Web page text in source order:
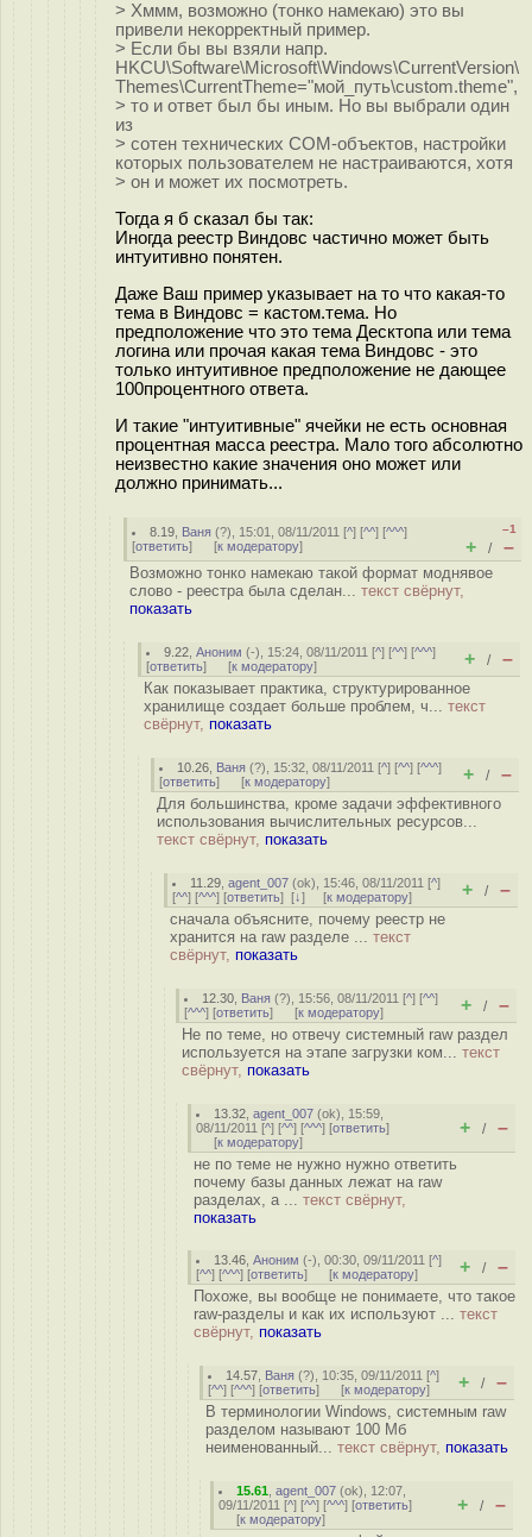
> Хммм, возможно (тонко намекаю) это вы
привели некорректный пример.
> Если бы вы взяли напр.
HKCU\Software\Microsoft\Windows\CurrentVersion\
Themes\CurrentTheme="мой_путь\custom.theme",
> то и ответ был бы иным. Но вы выбрали один
из
> сотен технических COM-объектов, настройки
которых пользователем не настраиваются, хотя
> он и может их посмотреть.
Тогда я б сказал бы так:
Иногда реестр Виндовс частично может быть
интуитивно понятен.
Даже Ваш пример указывает на то что какая-то
тема в Виндовс = кастом.тема. Но
предположение что это тема Десктопа или тема
логина или прочая какая тема Виндовс - это
только интуитивное предположение не дающее
100процентного ответа.
И такие "интуитивные" ячейки не есть основная
процентная масса реестра. Мало того абсолютно
неизвестно какие значения оно может или
должно принимать...
8.19 Ваня (?), 15:01, 08/11/2011 [^] [^^] [^^^]
[ответить] [к модератору]
–1
+ / –
Возможно тонко намекаю такой формат моднявое
слово - реестра была сделан... текст свёрнут,
показать
9.22 ,Аноним (-), 15:24, 08/11/2011 [^] [^^] [^^^]
[ответить] [к модератору] + / –
Как показывает практика, структурированное
хранилище создает больше проблем, ч... текст
свёрнут, показать
10.26 Ваня (?), 15:32, 08/11/2011 [^] [^^] [^^^]
[ответить] [к модератору] + / –
Для большинства, кроме задачи эффективного
использования вычислительных ресурсов...
текст свёрнут, показать
11.29 ,agent_007 (ok), 15:46, 08/11/2011 [^]
[^^] [^^^] [ответить] [↓] [к модератору] + / –
сначала объясните, почему реестр не
хранится на raw разделе ... текст
свёрнут, показать
12.30 Ваня (?), 15:56, 08/11/2011 [^] [^^]
[^^^] [ответить] [к модератору] + / –
Не по теме, но отвечу системный raw раздел
используется на этапе загрузки ком... текст
свёрнут, показать
13.32 ,agent_007 (ok), 15:59,
08/11/2011 [^] [^^] [^^^] [ответить]
[к модератору]
+ / –
не по теме не нужно нужно ответить
почему базы данных лежат на raw
разделах, а ... текст свёрнут,
показать
13.46 ,Аноним (-), 00:30, 09/11/2011 [^]
[^^] [^^^] [ответить] [к модератору] + / –
Похоже, вы вообще не понимаете, что такое
raw-разделы и как их используют ... текст
свёрнут, показать
14.57 Ваня (?), 10:35, 09/11/2011 [^]
[^^] [^^^] [ответить] [к модератору] + / –
В терминологии Windows, системным raw
разделом называют 100 Мб
неименованный... текст свёрнут, показать
15.61 ,agent_007 (ok), 12:07,
09/11/2011 [^] [^^] [^^^] [ответить]
[к модератору]
+ / –